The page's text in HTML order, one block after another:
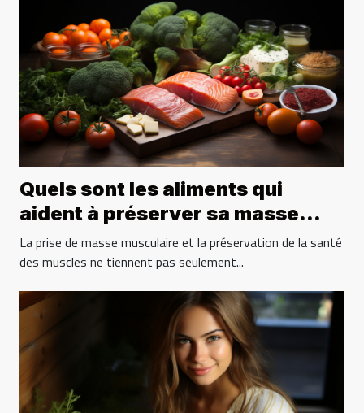
Quels sont les aliments qui
aident à préserver sa masse
musculaire ?
La prise de masse musculaire et la préservation de la santé
des muscles ne tiennent pas seulement...